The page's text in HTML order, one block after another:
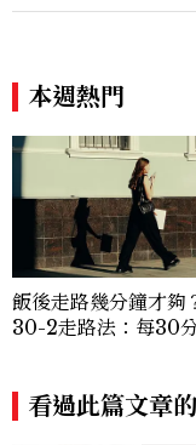
本週熱門
飯後走路幾分鐘才夠
30-2走路法：每30
看過此篇文章